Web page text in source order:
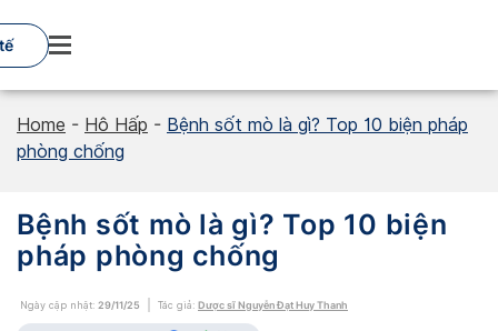
to
content
Home - Hô Hấp - Bệnh sốt mò là gì? Top 10 biện pháp
phòng chống
Bệnh sốt mò là gì? Top 10 biện
pháp phòng chống
Ngày cập nhật: 29/11/25 Tác giả: Dược sĩ Nguyễn Đạt Huy Thanh